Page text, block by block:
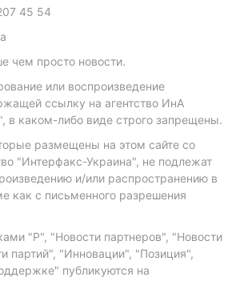
45 54
чем просто новости.
или воспроизведение
ссылку на агентство ИнА
в каком-либо виде строго запрещены.
размещены на этом сайте со
"Интерфакс-Украина", не подлежат
и/или распространению в
как с письменного разрешения
"Р", "Новости партнеров", "Новости
партий", "Инновации", "Позиция",
публикуются на